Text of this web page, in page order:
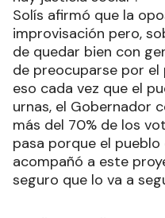
Solís afirmó que la
improvisación pero,
de quedar bien con
de preocuparse por el
eso cada vez que el
urnas, el Gobernador
más del 70% de los
pasa porque el
acompañó a este
seguro que lo va a